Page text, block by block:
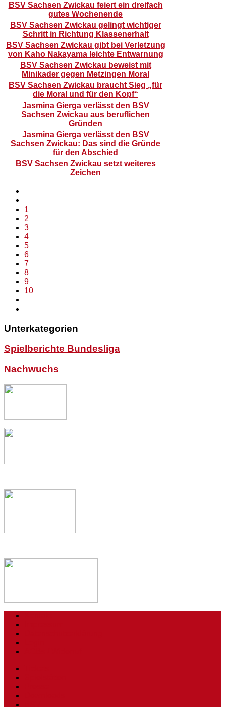
BSV Sachsen Zwickau feiert ein dreifach
gutes Wochenende
BSV Sachsen Zwickau gelingt wichtiger
Schritt in Richtung Klassenerhalt
BSV Sachsen Zwickau gibt bei Verletzung
von Kaho Nakayama leichte Entwarnung
BSV Sachsen Zwickau beweist mit
Minikader gegen Metzingen Moral
BSV Sachsen Zwickau braucht Sieg „für
die Moral und für den Kopf“
Jasmina Gierga verlässt den BSV
Sachsen Zwickau aus beruflichen
Gründen
Jasmina Gierga verlässt den BSV
Sachsen Zwickau: Das sind die Gründe
für den Abschied
BSV Sachsen Zwickau setzt weiteres
Zeichen
1
2
3
4
5
6
7
8
9
10
Unterkategorien
Spielberichte Bundesliga
Nachwuchs